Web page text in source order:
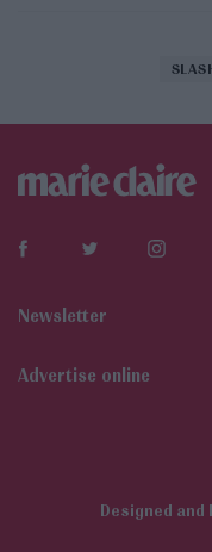
Newsletter
Αdvertise online
Designed and